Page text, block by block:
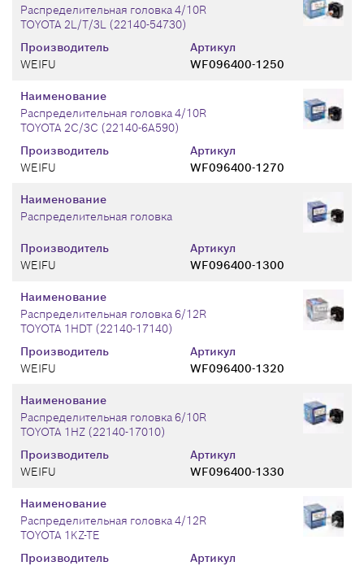
Производитель
WEIFU
Артикул
WF096400-1250
Распределительная головка 4/10R
TOYOTA 2L/T/3L (22140-54730)
Производитель
WEIFU
Артикул
WF096400-1270
Наименование
Распределительная головка 4/10R
TOYOTA 2C/3C (22140-6A590)
Производитель
WEIFU
Артикул
WF096400-1300
Наименование
Распределительная головка
Производитель
WEIFU
Артикул
WF096400-1320
Наименование
Распределительная головка 6/12R
TOYOTA 1HDT (22140-17140)
Производитель
WEIFU
Артикул
WF096400-1330
Наименование
Распределительная головка 6/10R
TOYOTA 1HZ (22140-17010)
Производитель
Артикул
Наименование
Распределительная головка 4/12R
TOYOTA 1KZ-TE